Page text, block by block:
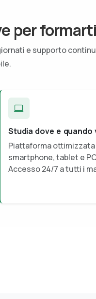
per formarti
e supporto
Studia dove e quando
Piattaforma
smartphone, tablet e
Accesso 24/7 a tutti i